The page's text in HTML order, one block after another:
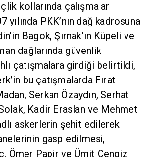
kollarında çalışmalar
yılında PKK’nın dağ kadrosuna
Bagok, Şırnak’ın Küpeli ve
dağlarında güvenlik
çatışmalara girdiği belirtildi,
bu çatışmalarda Fırat
Serkan Özaydın, Serhat
Kadir Eraslan ve Mehmet
askerlerin şehit edilerek
gasp edilmesi,
Ömer Papir ve Ümit Cengiz